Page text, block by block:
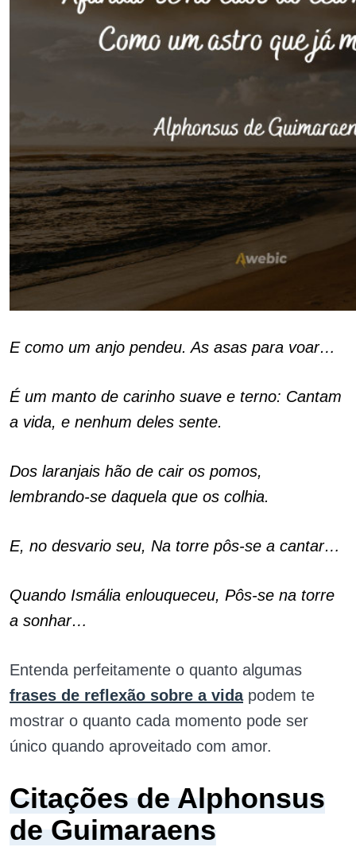
E como um anjo pendeu. As asas para voar…
É um manto de carinho suave e terno: Cantam
a vida, e nenhum deles sente.
Dos laranjais hão de cair os pomos,
lembrando-se daquela que os colhia.
E, no desvario seu, Na torre pôs-se a cantar…
Quando Ismália enlouqueceu, Pôs-se na torre
a sonhar…
Entenda perfeitamente o quanto algumas
frases de reflexão sobre a vidapodem te
mostrar o quanto cada momento pode ser
único quando aproveitado com amor.
Citações de Alphonsus
de Guimaraens